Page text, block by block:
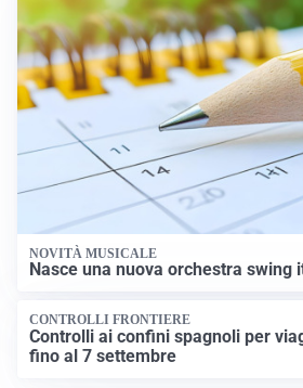
NOVITÀ MUSICALE
Nasce una nuova orchestra swing
CONTROLLI FRONTIERE
Controlli ai confini spagnoli per
fino al 7 settembre